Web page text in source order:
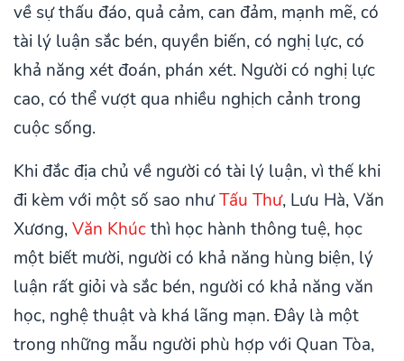
về sự thấu đáo, quả cảm, can đảm, mạnh mẽ, có
tài lý luận sắc bén, quyền biến, có nghị lực, có
khả năng xét đoán, phán xét. Người có nghị lực
cao, có thể vượt qua nhiều nghịch cảnh trong
cuộc sống.
Khi đắc địa chủ về người có tài lý luận, vì thế khi
đi kèm với một số sao nhưTấu Thư, Lưu Hà, Văn
Xương,Văn Khúcthì học hành thông tuệ, học
một biết mười, người có khả năng hùng biện, lý
luận rất giỏi và sắc bén, người có khả năng văn
học, nghệ thuật và khá lãng mạn. Đây là một
trong những mẫu người phù hợp với Quan Tòa,